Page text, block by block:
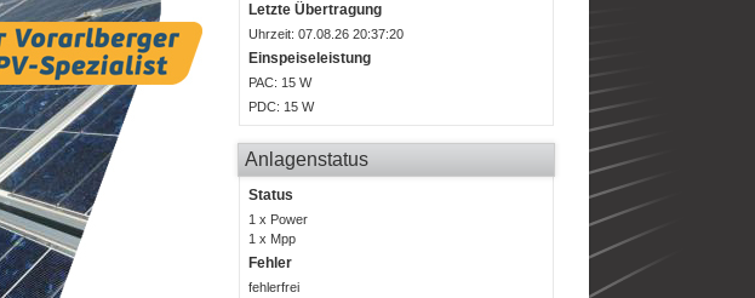
Letzte Übertragung
Uhrzeit: 07.08.26 20:37:20
Einspeiseleistung
PAC: 15 W
PDC: 15 W
Anlagenstatus
Status
1 x Power
1 x Mpp
Fehler
fehlerfrei